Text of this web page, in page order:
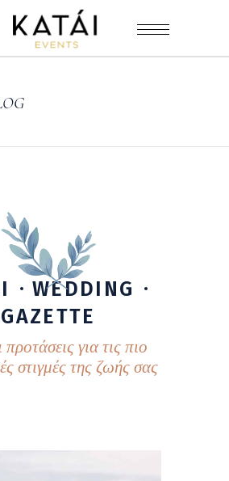
WEDDING
GAZETTE
για τις πιο
στιγμές της ζωής σας